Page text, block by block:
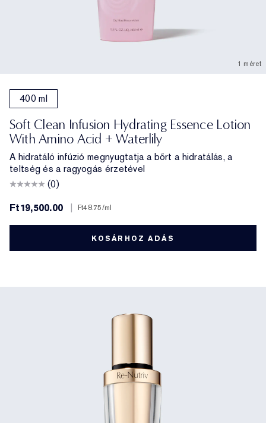
1 méret
400 ml
Soft Clean Infusion Hydrating Essence Lotion
With Amino Acid + Waterlily
A hidratáló infúzió megnyugtatja a bőrt a hidratálás, a
teltség és a ragyogás érzetével
(0)
Ft19,500.00
Ft48.75/ml
KOSÁRHOZ ADÁS